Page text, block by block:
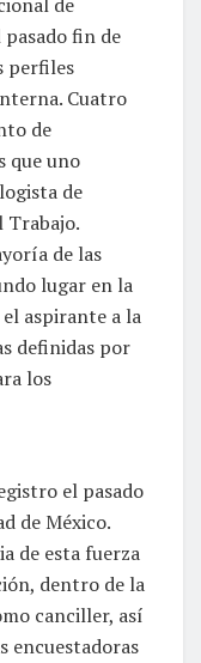
fin de
perfiles
Cuatro
de
que uno
de
Trabajo.
de las
lugar en la
aspirante a la
definidas por
los
el pasado
de México.
de esta fuerza
dentro de la
canciller, así
encuestadoras